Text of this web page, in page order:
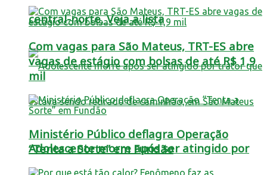
central-norte. Veja a lista
Adolescente morre após ser atingido por
Com vagas para São Mateus, TRT-ES abre
vagas de estágio com bolsas de até R$ 1,9
mil
Ministério Público deflagra Operação
“Tenta a Sorte” em Fundão